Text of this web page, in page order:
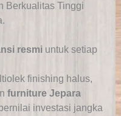
Berkualitas Tinggi
resmiuntuk setiap
finishing halus,
furniture Jepara
investasi jangka